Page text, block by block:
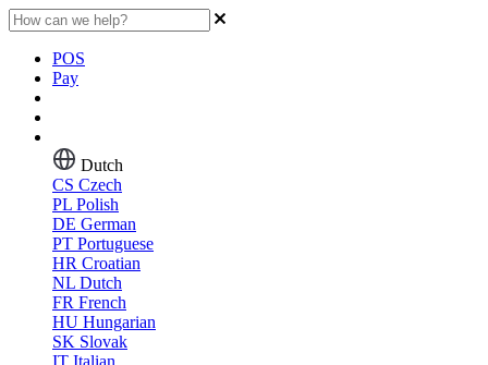
POS
Pay
Dutch
CS Czech
PL Polish
DE German
PT Portuguese
HR Croatian
NL Dutch
FR French
HU Hungarian
SK Slovak
IT Italian